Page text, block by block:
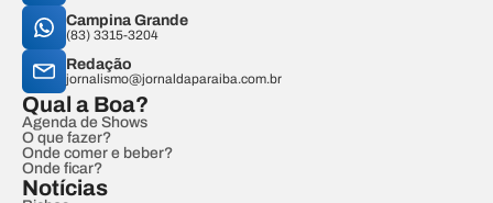
Campina Grande
(83) 3315-3204
Redação
jornalismo@jornaldaparaiba.com.br
Qual a Boa?
Agenda de Shows
O que fazer?
Onde comer e beber?
Onde ficar?
Notícias